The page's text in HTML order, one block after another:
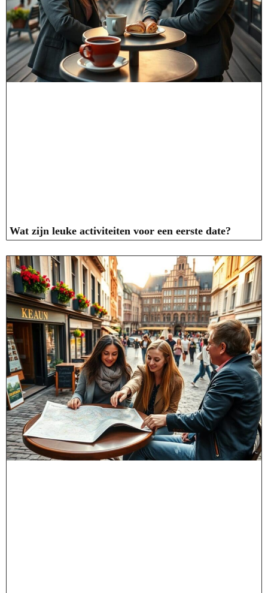
Wat zijn leuke activiteiten voor een eerste date?